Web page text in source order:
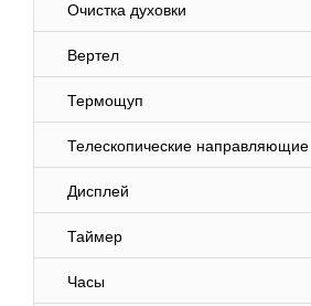
Очистка духовки
Вертел
Термощуп
Телескопические направляющие
Дисплей
Таймер
Часы